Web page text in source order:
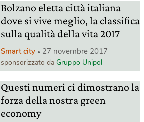
Bolzano eletta città italiana
dove si vive meglio, la classifica
sulla qualità della vita 2017
Smart city 27 novembre 2017
sponsorizzato da Gruppo Unipol
Questi numeri ci dimostrano la
forza della nostra green
economy